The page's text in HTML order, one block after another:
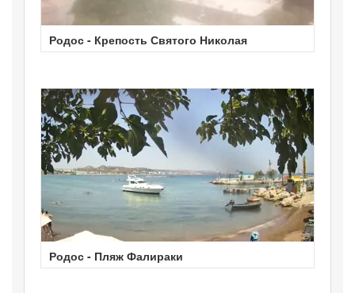
Родос - Крепость Святого Николая
Родос - Пляж Фалираки